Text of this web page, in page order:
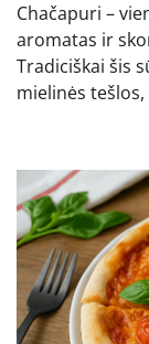
Chačapuri –
aromatas ir
Tradiciškai šis
mielinės